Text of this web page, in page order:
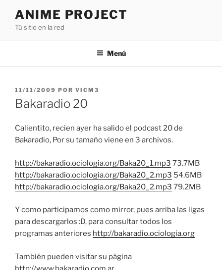
contenido
ANIME PROJECT
Tú sitio en la red
Menú
PUBLICADO
EL
11/11/2009 POR VICM3
Bakaradio 20
Calientito, recien ayer ha salido el podcast 20 de
Bakaradio, Por su tamaño viene en 3 archivos.
http://bakaradio.ociologia.org/Baka20_1.mp3 73.7MB
http://bakaradio.ociologia.org/Baka20_2.mp3 54.6MB
http://bakaradio.ociologia.org/Baka20_2.mp3 79.2MB
Y como participamos como mirror, pues arriba las ligas
para descargarlos :D, para consultar todos los
programas anteriores http://bakaradio.ociologia.org
También pueden visitar su página